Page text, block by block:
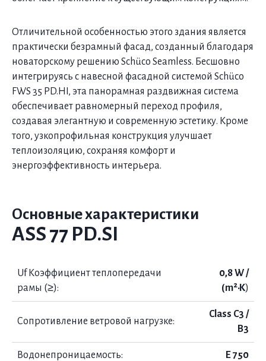
Отличительной особенностью этого здания является
практически безрамный фасад, созданный благодаря
новаторскому решению Schüco Seamless. Бесшовно
интегрируясь с навесной фасадной системой Schüco
FWS 35 PD.HI, эта панорамная раздвижная система
обеспечивает равномерный переход профиля,
создавая элегантную и современную эстетику. Кроме
того, узкопрофильная конструкция улучшает
теплоизоляцию, сохраняя комфорт и
энергоэффективность интерьера.
Основные характеристики
ASS 77 PD.SI
Uf Коэффициент теплопередачи
рамы (≥):
0,8 W /
(m²·K)
Сопротивление ветровой нагрузке:
Class C3 /
B3
Водонепроницаемость: E 750​